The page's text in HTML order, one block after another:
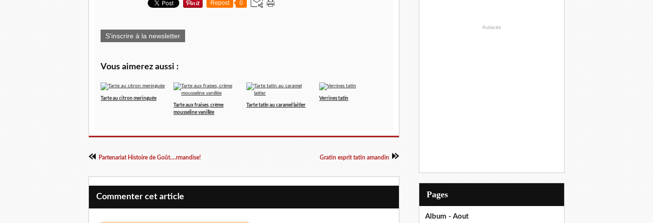
Repost 0
S'inscrire à la newsletter
Vous aimerez aussi :
Tarte au citron meringuée
Tarte aux fraises, crème
mousseline vanillée
Tarte tatin au caramel laitier
Verrines tatin
Partenariat Histoire de Goût....rmandise! Gratin esprit tatin amandin
Commenter cet article
Publicité
Pages
Album - Aout